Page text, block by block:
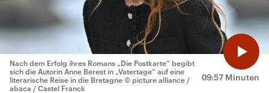
09:57 Minuten
Nach dem Erfolg ihres Romans „Die Postkarte“ begibt
sich die Autorin Anne Berest in „Vatertage“ auf eine
literarische Reise in die Bretagne © picture alliance /
abaca / Castel Franck